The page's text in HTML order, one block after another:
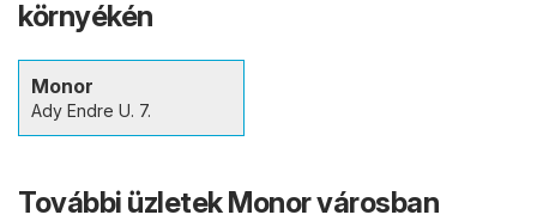
környékén
Monor
Ady Endre U. 7.
További üzletek Monor városban